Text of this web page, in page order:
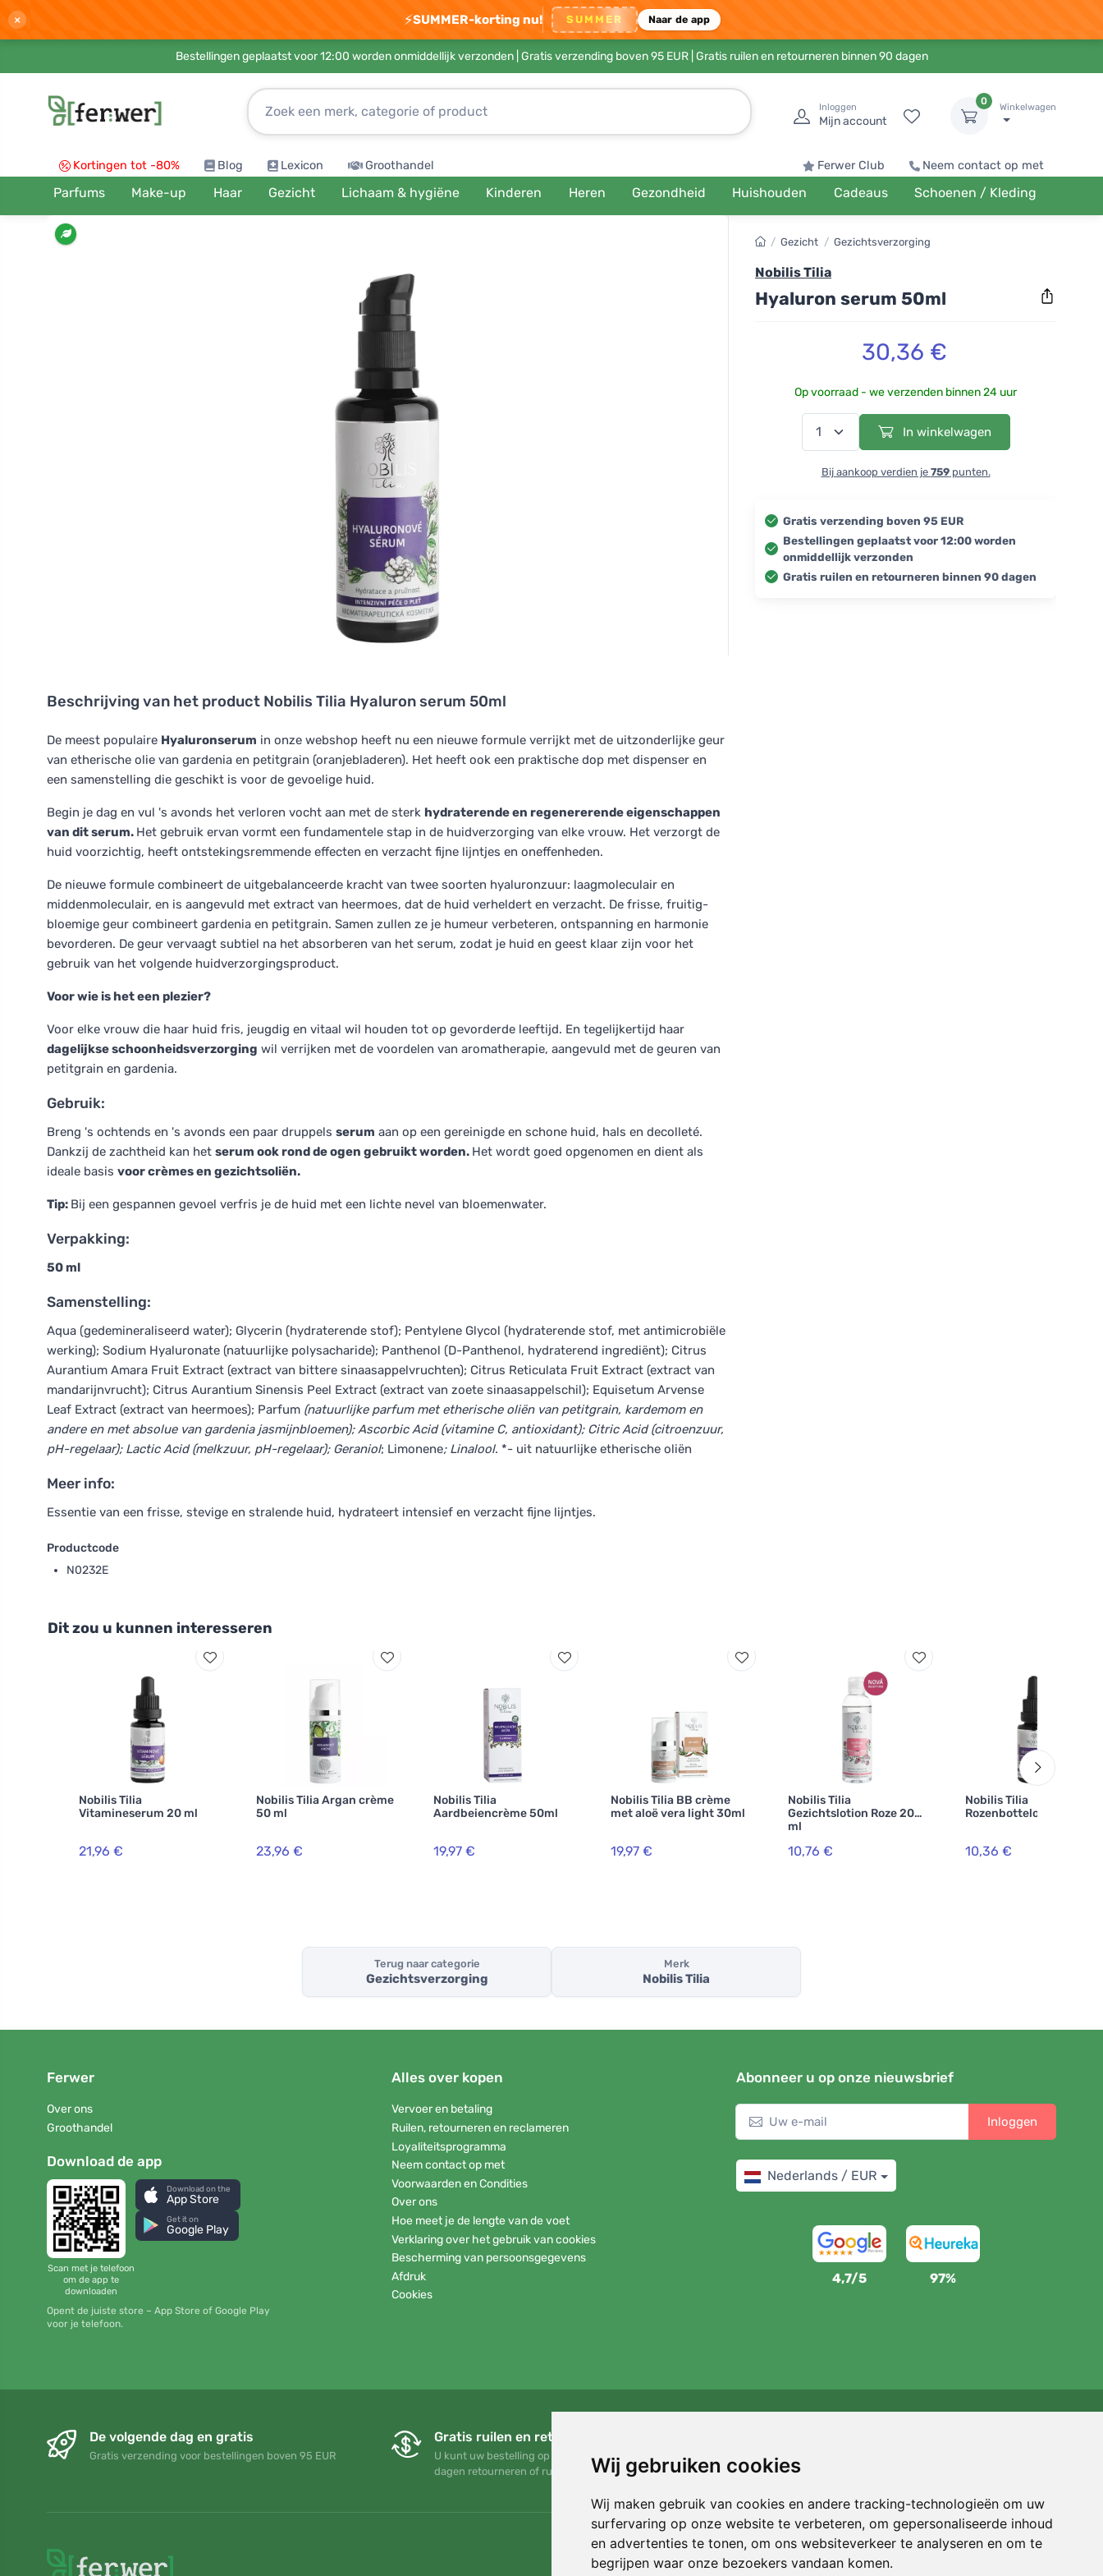
Wij gebruiken cookies
Wij maken gebruik van cookies en andere tracking-technologieën om uw
surfervaring op onze website te verbeteren, om gepersonaliseerde inhoud
en advertenties te tonen, om ons websiteverkeer te analyseren en om te
begrijpen waar onze bezoekers vandaan komen.
× ⚡SUMMER-korting nu! SUMMER Naar de app
Bestellingen geplaatst voor 12:00 worden onmiddellijk verzonden | Gratis verzending boven 95 EUR| Gratis ruilen en retourneren binnen 90 dagen
Inloggen
Mijn account
0
Winkelwagen
Kortingen tot -80% Blog Lexicon Groothandel Ferwer Club Neem contact op met
Parfums Make-up Haar Gezicht Lichaam & hygiëne Kinderen Heren Gezondheid Huishouden Cadeaus Schoenen / Kleding
Beschrijving van het product Nobilis Tilia Hyaluron serum 50ml
De meest populaire Hyaluronserum in onze webshop heeft nu een nieuwe formule verrijkt met de uitzonderlijke geur
van etherische olie van gardenia en petitgrain (oranjebladeren). Het heeft ook een praktische dop met dispenser en
een samenstelling die geschikt is voor de gevoelige huid.
Begin je dag en vul 's avonds het verloren vocht aan met de sterk hydraterende en regenererende eigenschappen
van dit serum. Het gebruik ervan vormt een fundamentele stap in de huidverzorging van elke vrouw. Het verzorgt de
huid voorzichtig, heeft ontstekingsremmende effecten en verzacht fijne lijntjes en oneffenheden.
De nieuwe formule combineert de uitgebalanceerde kracht van twee soorten hyaluronzuur: laagmoleculair en
middenmoleculair, en is aangevuld met extract van heermoes, dat de huid verheldert en verzacht. De frisse, fruitig-
bloemige geur combineert gardenia en petitgrain. Samen zullen ze je humeur verbeteren, ontspanning en harmonie
bevorderen. De geur vervaagt subtiel na het absorberen van het serum, zodat je huid en geest klaar zijn voor het
gebruik van het volgende huidverzorgingsproduct.
Voor wie is het een plezier?
Voor elke vrouw die haar huid fris, jeugdig en vitaal wil houden tot op gevorderde leeftijd. En tegelijkertijd haar
dagelijkse schoonheidsverzorging wil verrijken met de voordelen van aromatherapie, aangevuld met de geuren van
petitgrain en gardenia.
Gebruik:
Breng 's ochtends en 's avonds een paar druppels serum aan op een gereinigde en schone huid, hals en decolleté.
Dankzij de zachtheid kan het serum ook rond de ogen gebruikt worden. Het wordt goed opgenomen en dient als
ideale basis voor crèmes en gezichtsoliën.
Tip: Bij een gespannen gevoel verfris je de huid met een lichte nevel van bloemenwater.
Verpakking:
50 ml
Samenstelling:
Aqua (gedemineraliseerd water); Glycerin (hydraterende stof); Pentylene Glycol (hydraterende stof, met antimicrobiële
werking); Sodium Hyaluronate (natuurlijke polysacharide); Panthenol (D-Panthenol, hydraterend ingrediënt); Citrus
Aurantium Amara Fruit Extract (extract van bittere sinaasappelvruchten); Citrus Reticulata Fruit Extract (extract van
mandarijnvrucht); Citrus Aurantium Sinensis Peel Extract (extract van zoete sinaasappelschil); Equisetum Arvense
Leaf Extract (extract van heermoes); Parfum (natuurlijke parfum met etherische oliën van petitgrain, kardemom en
andere en met absolue van gardenia jasmijnbloemen); Ascorbic Acid (vitamine C, antioxidant); Citric Acid (citroenzuur,
pH-regelaar); Lactic Acid (melkzuur, pH-regelaar); Geraniol; Limonene; Linalool. *- uit natuurlijke etherische oliën
Meer info:
Essentie van een frisse, stevige en stralende huid, hydrateert intensief en verzacht fijne lijntjes.
Productcode
N0232E
/ Gezicht / Gezichtsverzorging
Nobilis Tilia
Hyaluron serum 50ml
30,36 €
Op voorraad - we verzenden binnen 24 uur
In winkelwagen
Bij aankoop verdien je 759punten.
Gratis verzending boven 95 EUR
Bestellingen geplaatst voor 12:00 worden
onmiddellijk verzonden
Gratis ruilen en retourneren binnen 90 dagen
Dit zou u kunnen interesseren
Nobilis Tilia
Vitamineserum 20 ml
21,96 €
Nobilis Tilia Argan crème
50 ml
23,96 €
Nobilis Tilia
Aardbeiencrème 50ml
19,97 €
Nobilis Tilia BB crème
met aloë vera light 30ml
19,97 €
Nobilis Tilia
Gezichtslotion Roze 200
ml
10,76 €
Nobilis Tilia
Rozenbottelolie bio 20ml
10,36 €
Terug naar categorie
Gezichtsverzorging
Merk
Nobilis Tilia
Ferwer
Over ons
Groothandel
Download de app
Scan met je telefoon
om de app te
downloaden
Download on the
App Store
Get it on
Google Play
Opent de juiste store – App Store of Google Play
voor je telefoon.
Alles over kopen
Vervoer en betaling
Ruilen, retourneren en reclameren
Loyaliteitsprogramma
Neem contact op met
Voorwaarden en Condities
Over ons
Hoe meet je de lengte van de voet
Verklaring over het gebruik van cookies
Bescherming van persoonsgegevens
Afdruk
Cookies
Abonneer u op onze nieuwsbrief
Inloggen
Nederlands / EUR
4,7/5 97%
De volgende dag en gratis
Gratis verzending voor bestellingen boven 95 EUR
Gratis ruilen en retourneren
U kunt uw bestelling op elk gewenst moment binnen 90
dagen retourneren of ruilen
Over ons